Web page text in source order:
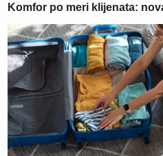
Komfor po meri klijenata: